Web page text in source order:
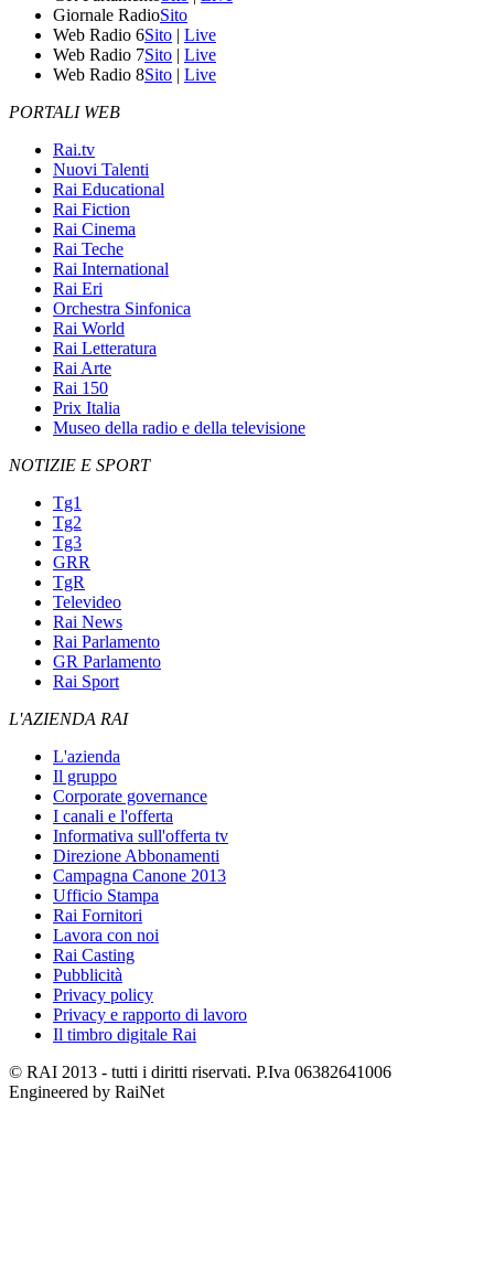
Giornale RadioSito
Web Radio 6Sito | Live
Web Radio 7Sito | Live
Web Radio 8Sito | Live
PORTALI WEB
Rai.tv
Nuovi Talenti
Rai Educational
Rai Fiction
Rai Cinema
Rai Teche
Rai International
Rai Eri
Orchestra Sinfonica
Rai World
Rai Letteratura
Rai Arte
Rai 150
Prix Italia
Museo della radio e della televisione
NOTIZIE E SPORT
Tg1
Tg2
Tg3
GRR
TgR
Televideo
Rai News
Rai Parlamento
GR Parlamento
Rai Sport
L'AZIENDA RAI
L'azienda
Il gruppo
Corporate governance
I canali e l'offerta
Informativa sull'offerta tv
Direzione Abbonamenti
Campagna Canone 2013
Ufficio Stampa
Rai Fornitori
Lavora con noi
Rai Casting
Pubblicità
Privacy policy
Privacy e rapporto di lavoro
Il timbro digitale Rai
© RAI 2013 - tutti i diritti riservati. P.Iva 06382641006
Engineered by RaiNet